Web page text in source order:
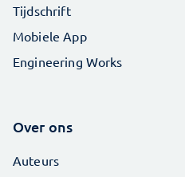
Tijdschrift
Mobiele App
Engineering Works
Over ons
Auteurs